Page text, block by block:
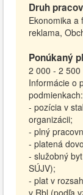
Druh
Ekonomika a
reklama,
Ponúkaný
2 000 - 2
Informácie o
podmienkach:
- pozícia v
organizácii;
- plný
- platená
- služobný
SÚJV);
- plat v
v Rbl (podľa